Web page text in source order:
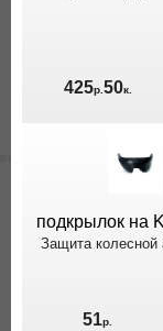
425р. 50к.
подкрылок на
Защита колесной
51р.